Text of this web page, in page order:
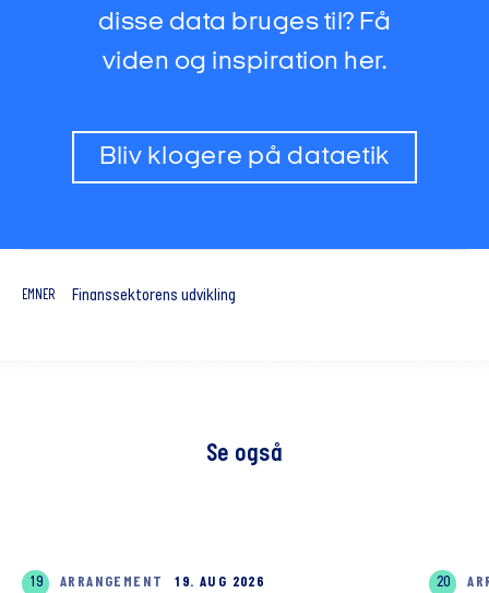
disse data bruges til? Få
viden og inspiration her.
Bliv klogere på dataetik
EMNER Finanssektorens udvikling
Se også
19 ARRANGEMENT 19. AUG 2026 20